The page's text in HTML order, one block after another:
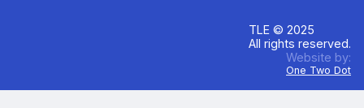
TLE © 2025
All rights reserved.
Website by:
One Two Dot